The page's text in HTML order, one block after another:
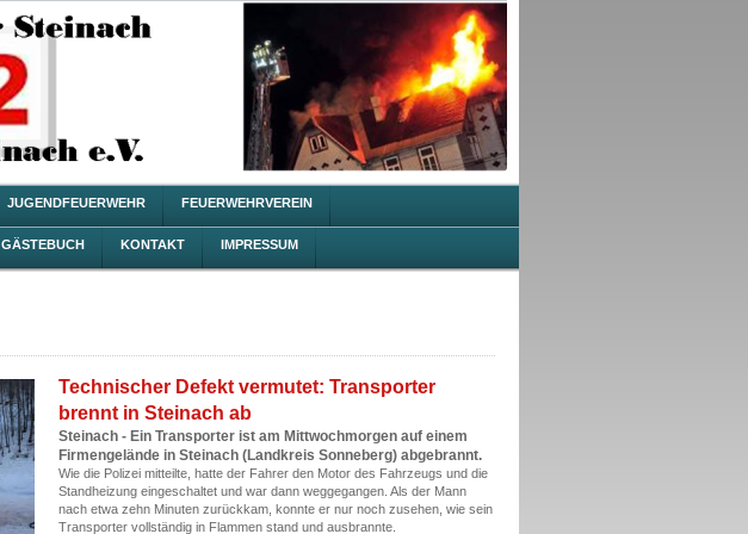
JUGENDFEUERWEHR FEUERWEHRVEREIN
GÄSTEBUCH KONTAKT IMPRESSUM
Technischer Defekt vermutet: Transporter
brennt in Steinach ab
Steinach - Ein Transporter ist am Mittwochmorgen auf einem
Firmengelände in Steinach (Landkreis Sonneberg) abgebrannt.
Wie die Polizei mitteilte, hatte der Fahrer den Motor des Fahrzeugs und die
Standheizung eingeschaltet und war dann weggegangen. Als der Mann
nach etwa zehn Minuten zurückkam, konnte er nur noch zusehen, wie sein
Transporter vollständig in Flammen stand und ausbrannte.